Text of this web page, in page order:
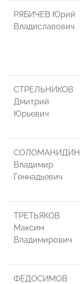
РЯБИЧЕВ Юрий
Владиславович
СТРЕЛЬНИКОВ
Дмитрий
Юрьевич
СОЛОМАНИДИН
Владимир
Геннадьевич
ТРЕТЬЯКОВ
Максим
Владимирович
ФЕДОСИМОВ